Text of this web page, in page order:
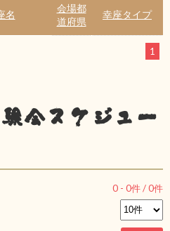
名
会場都
道府県
幸座タイプ
1
会スケジュー
0 - 0件 /0件